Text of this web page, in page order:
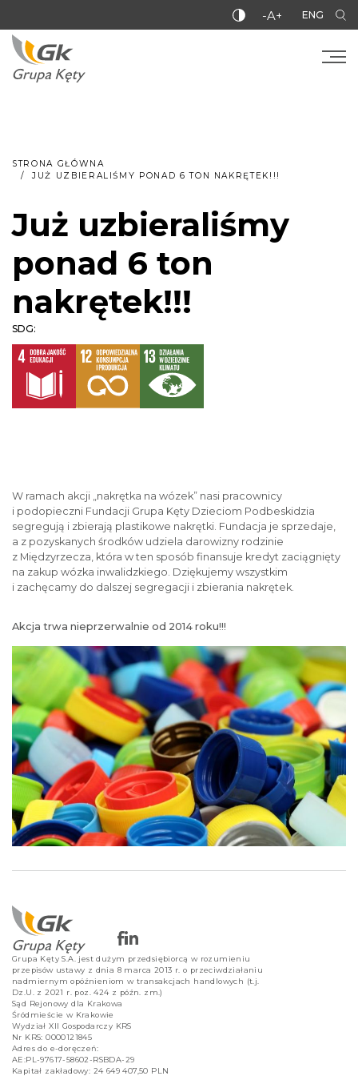
-A+ ENG
STRONA GŁÓWNA
JUŻ UZBIERALIŚMY PONAD 6 TON NAKRĘTEK!!!
Już uzbieraliśmy
ponad 6 ton
nakrętek!!!
SDG:
W ramach akcji „nakrętka na wózek” nasi pracownicy
i podopieczni Fundacji Grupa Kęty Dzieciom Podbeskidzia
segregują i zbierają plastikowe nakrętki. Fundacja je sprzedaje,
a z pozyskanych środków udziela darowizny rodzinie
z Międzyrzecza, która w ten sposób finansuje kredyt zaciągnięty
na zakup wózka inwalidzkiego. Dziękujemy wszystkim
i zachęcamy do dalszej segregacji i zbierania nakrętek.
Akcja trwa nieprzerwalnie od 2014 roku!!!
Grupa Kęty S.A. jest dużym przedsiębiorcą w rozumieniu
przepisów ustawy z dnia 8 marca 2013 r. o przeciwdziałaniu
nadmiernym opóźnieniom w transakcjach handlowych (t.j.
Dz.U. z 2021 r. poz. 424 z późn. zm.)
Sąd Rejonowy dla Krakowa
Śródmieście w Krakowie
Wydział XII Gospodarczy KRS
Nr KRS: 0000121845
Adres do e-doręczeń:
AE:PL-97617-58602-RSBDA-29
Kapitał zakładowy: 24 649 407,50 PLN